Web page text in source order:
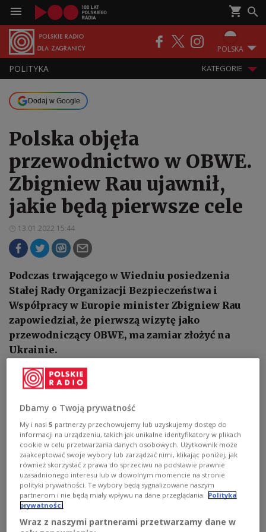
POLSKA
POLITYKA KATEGORIE
Dodaj w Google
Polska objęła
przewodnictwo w OBWE.
Zbigniew Rau ujawnił,
jakie będą pierwsze cele
13.01.2022 15:44
Podczas trwającego w Wiedniu posiedzenia
Stałej Rady Organizacji Bezpieczeństwa i
Współpracy w Europie minister Zbigniew Rau
zapowiedział, że pierwszą wizytę jako
przewodniczący OBWE, ma zamiar złożyć na
Ukrainie.
Wiedeń: minister Zbigniew Rau o wyzwaniach dla OBWE PAP/DPA/Jens
Dbamy o Twoją prywatność
My i nasi5 partnerzy przechowujemy lub uzyskujemy dostęp do
informacji na urządzeniu, takich jak unikalne identyfikatory w plikach
cookie w celu przetwarzania danych osobowych. Użytkownik może
zaakceptować swoje wybory lub zarządzać nimi, klikając poniżej, jak
również skorzystać z prawa do sprzeciwu na podstawie prawnie
uzasadnionego interesu lub w dowolnym momencie na stronie
polityki prywatności. Te wybory będą sygnalizowane naszym
partnerom i nie będą miały wpływu na dane przeglądania. Polityka
prywatności
Wraz z naszymi partnerami przetwarzamy dane w